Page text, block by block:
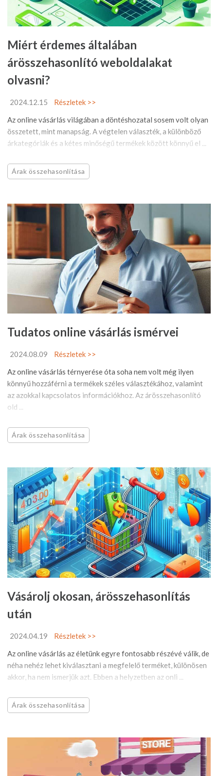
Miért érdemes általában
árösszehasonlító weboldalakat
olvasni?
2024.12.15
Részletek >>
Az online vásárlás világában a döntéshozatal sosem volt olyan
összetett, mint manapság. A végtelen választék, a különböző
árkategóriák és a kétes minőségű termékek között könnyű el ...
Árak összehasonlítása
Tudatos online vásárlás ismérvei
2024.08.09
Részletek >>
Az online vásárlás térnyerése óta soha nem volt még ilyen
könnyű hozzáférni a termékek széles választékához, valamint
az azokkal kapcsolatos információkhoz. Az árösszehasonlító
old ...
Árak összehasonlítása
Vásárolj okosan, árösszehasonlítás
után
2024.04.19
Részletek >>
Az online vásárlás az életünk egyre fontosabb részévé válik, de
néha nehéz lehet kiválasztani a megfelelő terméket, különösen
akkor, ha nem ismerjük azt. Ebben a helyzetben az onli ...
Árak összehasonlítása